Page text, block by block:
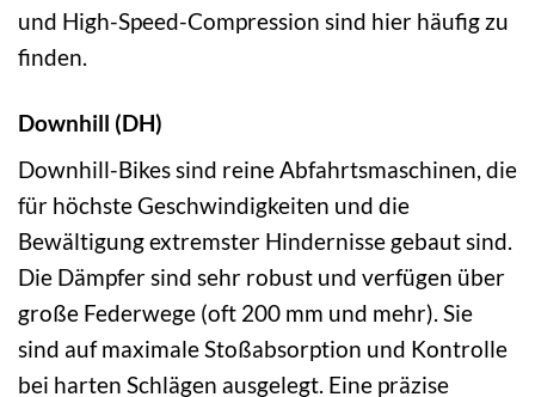
und High-Speed-Compression sind hier häufig zu
finden.
Downhill (DH)
Downhill-Bikes sind reine Abfahrtsmaschinen, die
für höchste Geschwindigkeiten und die
Bewältigung extremster Hindernisse gebaut sind.
Die Dämpfer sind sehr robust und verfügen über
große Federwege (oft 200 mm und mehr). Sie
sind auf maximale Stoßabsorption und Kontrolle
bei harten Schlägen ausgelegt. Eine präzise